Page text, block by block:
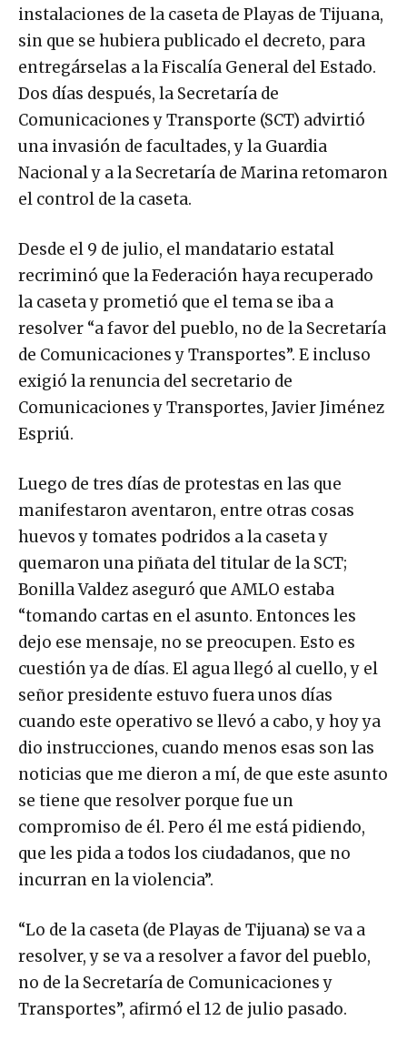
instalaciones de la caseta de Playas de Tijuana,
sin que se hubiera publicado el decreto, para
entregárselas a la Fiscalía General del Estado.
Dos días después, la Secretaría de
Comunicaciones y Transporte (SCT) advirtió
una invasión de facultades, y la Guardia
Nacional y a la Secretaría de Marina retomaron
el control de la caseta.
Desde el 9 de julio, el mandatario estatal
recriminó que la Federación haya recuperado
la caseta y prometió que el tema se iba a
resolver “a favor del pueblo, no de la Secretaría
de Comunicaciones y Transportes”. E incluso
exigió la renuncia del secretario de
Comunicaciones y Transportes, Javier Jiménez
Espriú.
Luego de tres días de protestas en las que
manifestaron aventaron, entre otras cosas
huevos y tomates podridos a la caseta y
quemaron una piñata del titular de la SCT;
Bonilla Valdez aseguró que AMLO estaba
“tomando cartas en el asunto. Entonces les
dejo ese mensaje, no se preocupen. Esto es
cuestión ya de días. El agua llegó al cuello, y el
señor presidente estuvo fuera unos días
cuando este operativo se llevó a cabo, y hoy ya
dio instrucciones, cuando menos esas son las
noticias que me dieron a mí, de que este asunto
se tiene que resolver porque fue un
compromiso de él. Pero él me está pidiendo,
que les pida a todos los ciudadanos, que no
incurran en la violencia”.
“Lo de la caseta (de Playas de Tijuana) se va a
resolver, y se va a resolver a favor del pueblo,
no de la Secretaría de Comunicaciones y
Transportes”, afirmó el 12 de julio pasado.